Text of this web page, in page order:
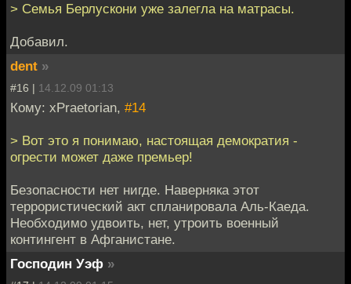
> Семья Берлускони уже залегла на матрасы.
Добавил.
dent »
#16 | 14.12.09 01:13
Кому: xPraetorian, #14
> Вот это я понимаю, настоящая демократия -
огрести может даже премьер!
Безопасности нет нигде. Наверняка этот
террористический акт спланировала Аль-Каеда.
Необходимо удвоить, нет, утроить военный
контингент в Афганистане.
Господин Уэф »